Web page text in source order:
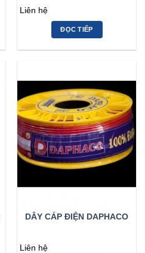
Liên hệ
ĐỌC TIẾP
DÂY CÁP ĐIỆN DAPHACO
Liên hệ